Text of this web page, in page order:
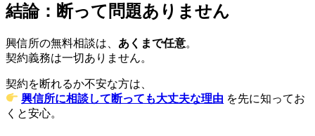
結論：断って問題ありません
興信所の無料相談は、 あくまで任意。
契約義務は一切ありません。
契約を断れるか不安な方は、
興信所に相談して断っても大丈夫な理由 を先に知ってお
くと安心。